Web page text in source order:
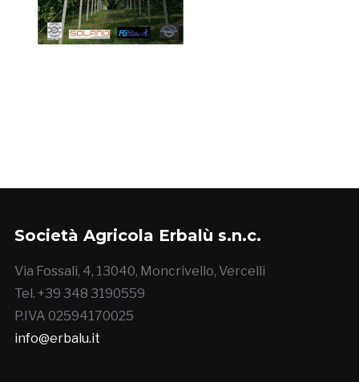
Società Agricola Erbalù s.n.c.
Via Fossali, 4, 13040, Moncrivello, Vercelli
Tel. +39 348 3190559
P.IVA 02594170025
info@erbalu.it